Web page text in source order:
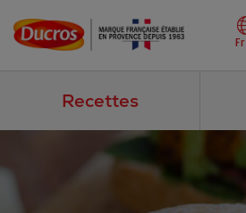
Recettes